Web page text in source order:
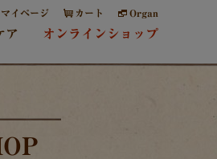
マイページ カート Organ
ア オンラインショップ